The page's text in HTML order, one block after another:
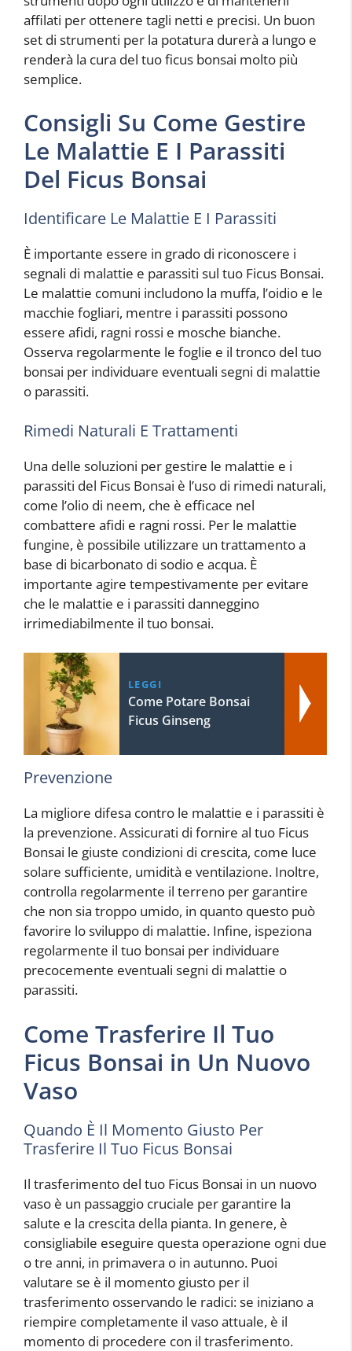
affilati per ottenere tagli netti e precisi. Un buon
set di strumenti per la potatura durerà a lungo e
renderà la cura del tuo ficus bonsai molto più
semplice.
Consigli Su Come Gestire
Le Malattie E I Parassiti
Del Ficus Bonsai
Identificare Le Malattie E I Parassiti
È importante essere in grado di riconoscere i
segnali di malattie e parassiti sul tuo Ficus Bonsai.
Le malattie comuni includono la muffa, l’oidio e le
macchie fogliari, mentre i parassiti possono
essere afidi, ragni rossi e mosche bianche.
Osserva regolarmente le foglie e il tronco del tuo
bonsai per individuare eventuali segni di malattie
o parassiti.
Rimedi Naturali E Trattamenti
Una delle soluzioni per gestire le malattie e i
parassiti del Ficus Bonsai è l’uso di rimedi naturali,
come l’olio di neem, che è efficace nel
combattere afidi e ragni rossi. Per le malattie
fungine, è possibile utilizzare un trattamento a
base di bicarbonato di sodio e acqua. È
importante agire tempestivamente per evitare
che le malattie e i parassiti danneggino
irrimediabilmente il tuo bonsai.
LEGGI
Come Potare Bonsai
Ficus Ginseng
Prevenzione
La migliore difesa contro le malattie e i parassiti è
la prevenzione. Assicurati di fornire al tuo Ficus
Bonsai le giuste condizioni di crescita, come luce
solare sufficiente, umidità e ventilazione. Inoltre,
controlla regolarmente il terreno per garantire
che non sia troppo umido, in quanto questo può
favorire lo sviluppo di malattie. Infine, ispeziona
regolarmente il tuo bonsai per individuare
precocemente eventuali segni di malattie o
parassiti.
Come Trasferire Il Tuo
Ficus Bonsai in Un Nuovo
Vaso
Quando È Il Momento Giusto Per
Trasferire Il Tuo Ficus Bonsai
Il trasferimento del tuo Ficus Bonsai in un nuovo
vaso è un passaggio cruciale per garantire la
salute e la crescita della pianta. In genere, è
consigliabile eseguire questa operazione ogni due
o tre anni, in primavera o in autunno. Puoi
valutare se è il momento giusto per il
trasferimento osservando le radici: se iniziano a
riempire completamente il vaso attuale, è il
momento di procedere con il trasferimento.